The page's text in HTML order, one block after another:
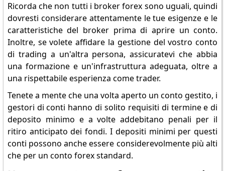
Ricorda che non tutti i broker forex sono uguali, quindi
dovresti considerare attentamente le tue esigenze e le
caratteristiche del broker prima di aprire un conto.
Inoltre, se volete affidare la gestione del vostro conto
di trading a un'altra persona, assicuratevi che abbia
una formazione e un'infrastruttura adeguata, oltre a
una rispettabile esperienza come trader.
Tenete a mente che una volta aperto un conto gestito, i
gestori di conti hanno di solito requisiti di termine e di
deposito minimo e a volte addebitano penali per il
ritiro anticipato dei fondi. I depositi minimi per questi
conti possono anche essere considerevolmente più alti
che per un conto forex standard.